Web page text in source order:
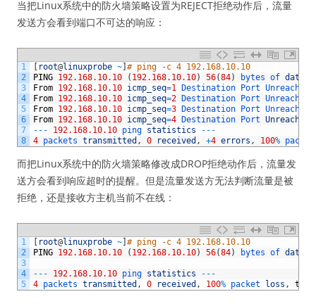
当把Linux系统中的防火墙策略设置为REJECT拒绝动作后，流量
发送方会看到端口不可达的响应：
1
2
3
4
5
6
7
8
root@linuxprobe ~ # ping -c 4 192.168.10.10
PING 192.168.10.10 ( 192.168.10.10) 56(84) bytes of data
From 192.168.10.10 icmp_seq=1 Destination Port
From 192.168.10.10 icmp_seq=2 Destination Port
From 192.168.10.10 icmp_seq=3 Destination Port
From 192.168.10.10 icmp_seq=4 Destination Port
-- - 192.168.10.10 ping statistics -- -
4 packets transmitted , 0 received , +4 errors , 100%
而把Linux系统中的防火墙策略修改成DROP拒绝动作后，流量发
送方会看到响应超时的提醒。但是流量发送方无法判断流量是被
拒绝，还是接收方主机当前不在线：
1
2
3
4
5
root@linuxprobe ~ # ping -c 4 192.168.10.10
PING 192.168.10.10 ( 192.168.10.10) 56(84) bytes of data
-- - 192.168.10.10 ping statistics -- -
4 packets transmitted , 0 received , 100% packet loss , time